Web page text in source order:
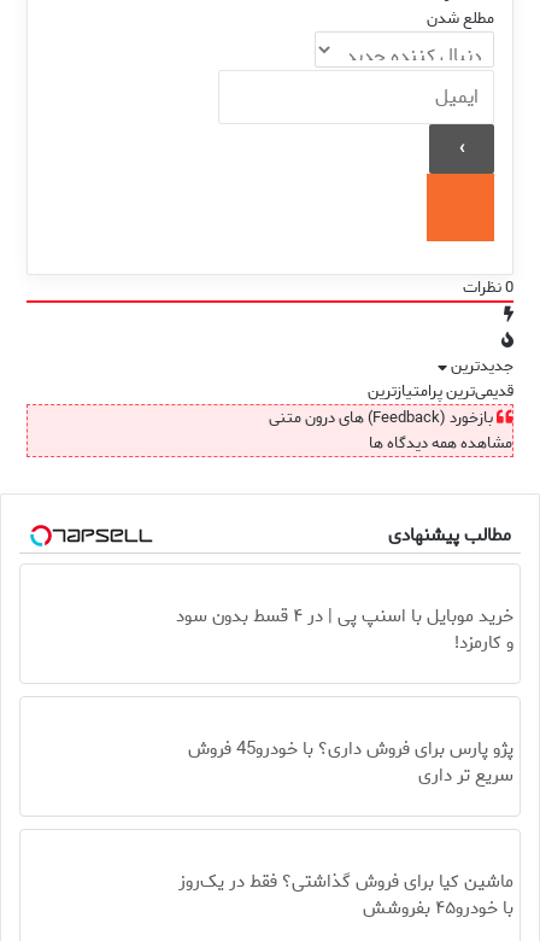
مطلع شدن
0نظرات
جدیدترین
قدیمی‌ترینپرامتیازترین
بازخورد (Feedback) های درون متنی
مشاهده همه دیدگاه ها
مطالب پیشنهادی
خرید موبایل با اسنپ پی | در ۴ قسط بدون سود
و کارمزد!
پژو پارس برای فروش داری؟ با خودرو45 فروش
سریع تر داری
ماشین کیا برای فروش گذاشتی؟ فقط در یک‌روز
با خودرو۴۵ بفروشش